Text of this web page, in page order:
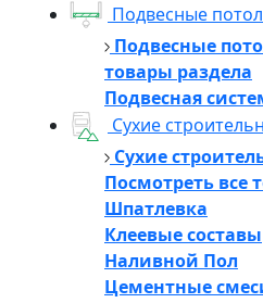
Подвесные
Подвесные
товары раздела
Подвесная
Сухие
Сухие
Посмотреть все
Шпатлевка
Клеевые составы
Наливной Пол
Цементные